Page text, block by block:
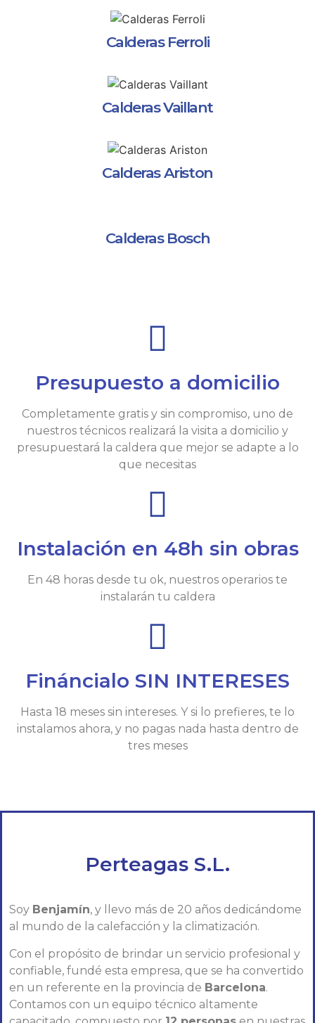
Calderas Ferroli
Calderas Vaillant
Calderas Ariston
Calderas Bosch
Presupuesto a domicilio
Completamente gratis y sin compromiso, uno de
nuestros técnicos realizará la visita a domicilio y
presupuestará la caldera que mejor se adapte a lo
que necesitas
Instalación en 48h sin obras
En 48 horas desde tu ok, nuestros operarios te
instalarán tu caldera
Fináncialo SIN INTERESES
Hasta 18 meses sin intereses. Y si lo prefieres, te lo
instalamos ahora, y no pagas nada hasta dentro de
tres meses
Perteagas S.L.
Soy Benjamín, y llevo más de 20 años dedicándome
al mundo de la calefacción y la climatización.
Con el propósito de brindar un servicio profesional y
confiable, fundé esta empresa, que se ha convertido
en un referente en la provincia de Barcelona.
Contamos con un equipo técnico altamente